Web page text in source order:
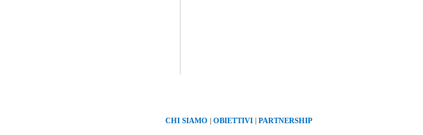
CHI SIAMO | OBIETTIVI | PARTNERSHIP